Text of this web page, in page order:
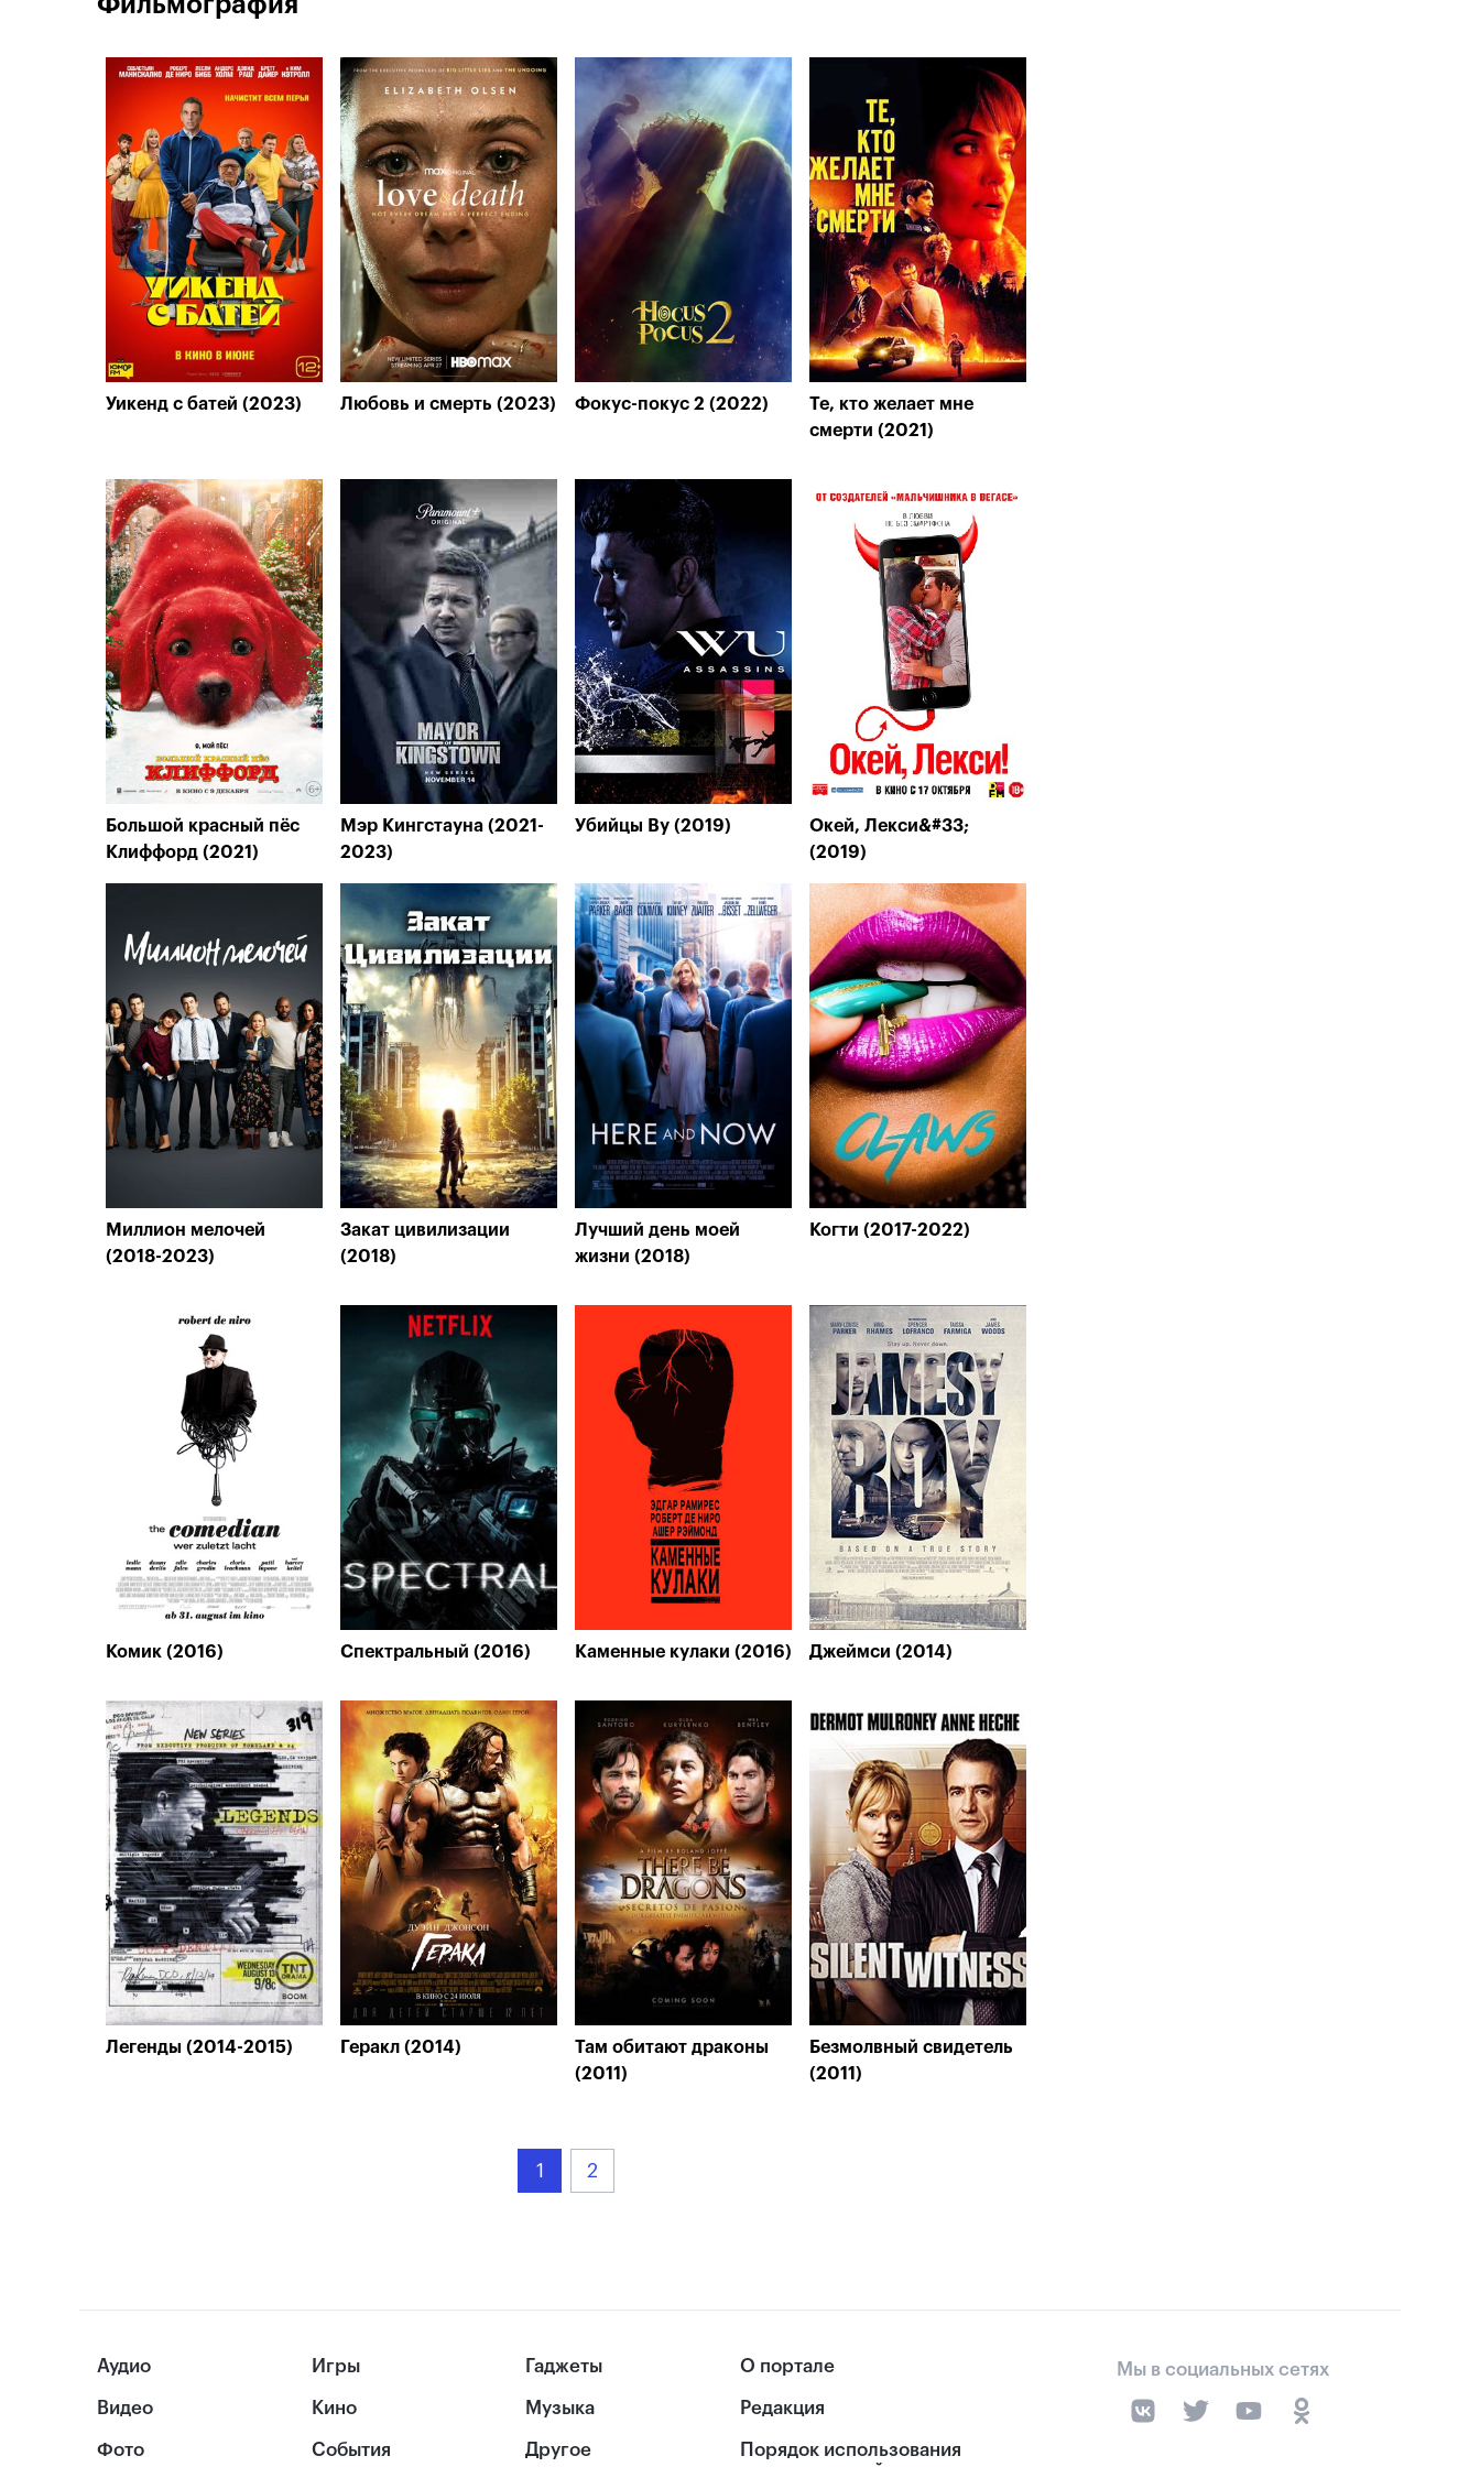
Уикенд с батей (2023) Любовь и смерть (2023) Фокус-покус 2 (2022)
Те, кто желает мне
смерти (2021)
Большой красный пёс
Клиффорд (2021)
Мэр Кингстауна (2021-
2023)
Убийцы Ву (2019)
Окей, Лекси&#33;
(2019)
Миллион мелочей
(2018-2023)
Закат цивилизации
(2018)
Лучший день моей
жизни (2018)
Когти (2017-2022)
Комик (2016) Спектральный (2016) Каменные кулаки (2016) Джеймси (2014)
Легенды (2014-2015) Геракл (2014)
Там обитают драконы
(2011)
Безмолвный свидетель
(2011)
1 2
Аудио
Видео
Фото
Игры
Кино
События
Гаджеты
Музыка
Другое
О портале
Редакция
Порядок использования
Мы в социальных сетях